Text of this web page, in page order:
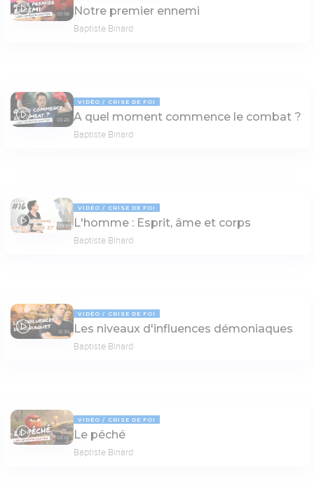
03:58 Notre premier ennemi
Baptiste Binard
03:20
VIDÉO CRISE DE FOI
A quel moment commence le combat ?
Baptiste Binard
09:13
VIDÉO CRISE DE FOI
L'homme : Esprit, âme et corps
Baptiste Binard
12:30
VIDÉO CRISE DE FOI
Les niveaux d'influences démoniaques
Baptiste Binard
03:00
VIDÉO CRISE DE FOI
Le péché
Baptiste Binard